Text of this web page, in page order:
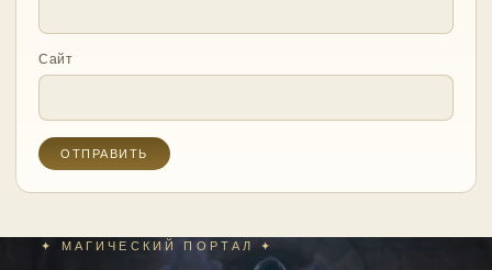
Сайт
✦ МАГИЧЕСКИЙ ПОРТАЛ ✦